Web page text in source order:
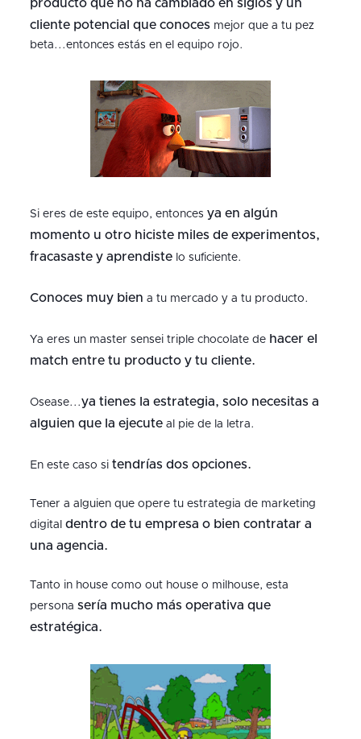
producto que no ha cambiado en siglos y un
cliente potencial que conoces mejor que a tu pez
beta...entonces estás en el equipo rojo.
Si eres de este equipo, entonces ya en algún
momento u otro hiciste miles de experimentos,
fracasaste y aprendistelo suficiente.
Conoces muy bien a tu mercado y a tu producto.
Ya eres un master sensei triple chocolate de hacer el
match entre tu producto y tu cliente.
Osease...ya tienes la estrategia, solo necesitas a
alguien que la ejecuteal pie de la letra.
En este caso si tendrías dos opciones.
Tener a alguien que opere tu estrategia de marketing
digital dentro de tu empresa o bien contratar a
una agencia.
Tanto in house como out house o milhouse, esta
persona sería mucho más operativa que
estratégica.